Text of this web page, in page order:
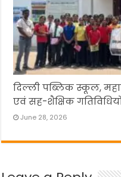
दिल्ली पब्लिक स्कूल,
एवं सह-शैक्षिक
June 28, 2026